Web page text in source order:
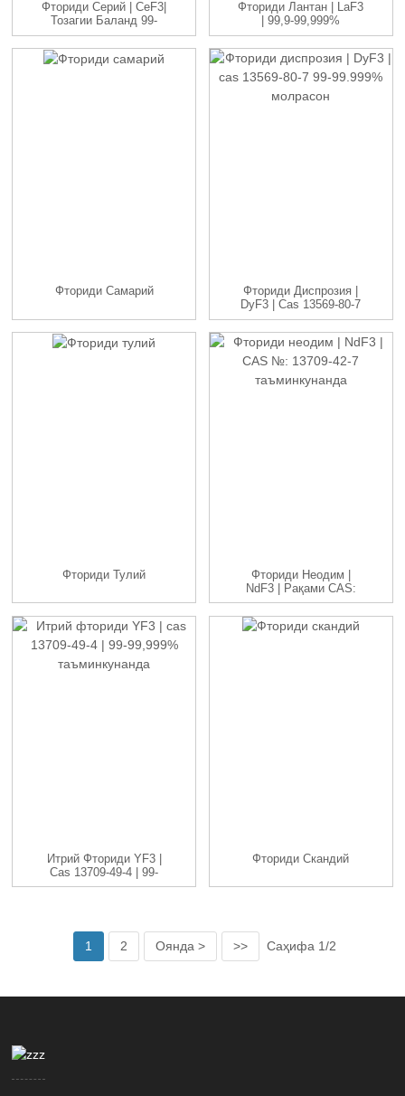
Фториди Серий | CeF3|
Тозагии Баланд 99-
99,999% ...
Фториди Лантан | LaF3
| 99,9-99,999%
Фториди Самарий
Фториди Диспрозия |
DyF3 | Cas 13569-80-7
99-...
Фториди Тулий
Фториди Неодим |
NdF3 | Рақами CAS:
13709-42-7...
Итрий Фториди YF3 |
Cas 13709-49-4 | 99-
99,9...
Фториди Скандий
1 2 Оянда > >> Саҳифа 1/2